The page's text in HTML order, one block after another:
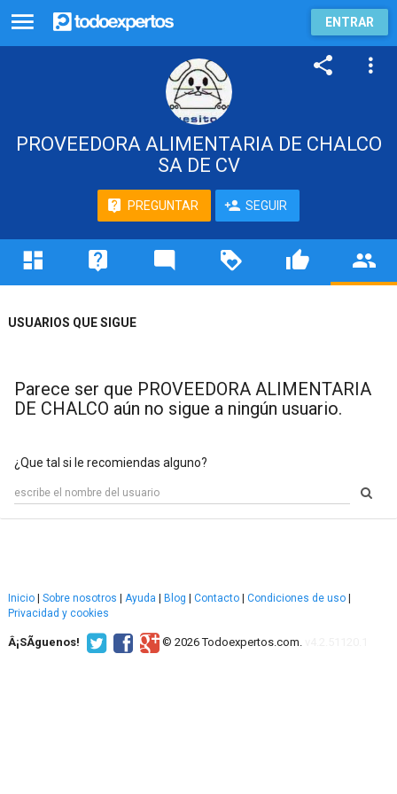
ENTRAR
PROVEEDORA ALIMENTARIA DE CHALCO
SA DE CV
PREGUNTAR SEGUIR
USUARIOS QUE SIGUE
Parece ser que PROVEEDORA ALIMENTARIA
DE CHALCO aún no sigue a ningún usuario.
¿Que tal si le recomiendas alguno?
Inicio Sobre nosotros Ayuda Blog Contacto Condiciones de uso
Privacidad y cookies
Â¡SÃ­guenos! © 2026 Todoexpertos.com.